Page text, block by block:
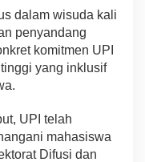
dalam wisuda kali
penyandang
komitmen UPI
yang inklusif
UPI telah
mahasiswa
Difusi dan